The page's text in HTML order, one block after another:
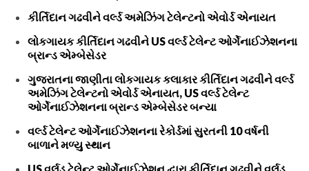
કીર્તિદાન ગઢવીને વર્લ્ડ અમેઝિંગ ટેલેન્ટનો એવોર્ડ એનાયત
લોકગાયક કીર્તિદાન ગઢવીને US વર્લ્ડ ટેલેન્ટ ઓર્ગેનાઈઝેશનના
બ્રાન્ડ એમ્બેસેડર
ગુજરાતના જાણીતા લોકગાયક કલાકાર કીર્તિદાન ગઢવીને વર્લ્ડ
અમેઝિંગ ટેલેન્ટનો એવોર્ડ એનાયત, US વર્લ્ડ ટેલેન્ટ
ઓર્ગેનાઈઝેશનના બ્રાન્ડ એમ્બેસેડર બન્યા
વર્લ્ડ ટેલેન્ટ ઓર્ગેનાઈઝેશનના રેકોર્ડમાં સુરતની 10 વર્ષની
બાળાને મળ્યુ સ્થાન